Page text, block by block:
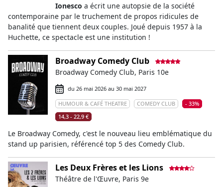
Ionesco a écrit une autopsie de la société
contemporaine par le truchement de propos ridicules de
banalité que tiennent deux couples. Joué depuis 1957 à la
Huchette, ce spectacle est une institution !
Broadway Comedy Club
Broadway Comedy Club, Paris 10e
du 26 mai 2026 au 30 mai 2027
HUMOUR & CAFÉ THEATRE
COMEDY CLUB
- 33%
14,3 - 22,9 €
Le Broadway Comedy, c'est le nouveau lieu emblématique du
stand up parisien, référencé top 5 des Comedy Club.
Les Deux Frères et les Lions
Théâtre de l'Œuvre, Paris 9e